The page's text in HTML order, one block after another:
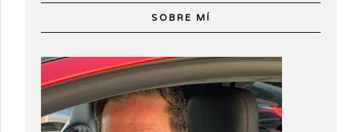
SOBRE MÍ